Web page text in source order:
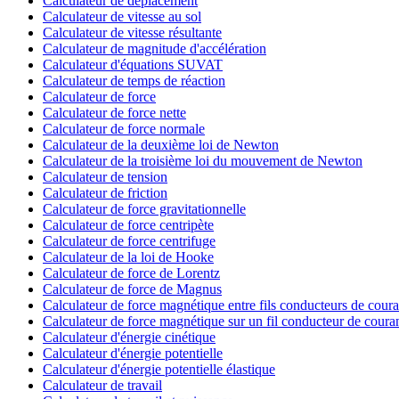
Calculateur de vitesse au sol
Calculateur de vitesse résultante
Calculateur de magnitude d'accélération
Calculateur d'équations SUVAT
Calculateur de temps de réaction
Calculateur de force
Calculateur de force nette
Calculateur de force normale
Calculateur de la deuxième loi de Newton
Calculateur de la troisième loi du mouvement de Newton
Calculateur de tension
Calculateur de friction
Calculateur de force gravitationnelle
Calculateur de force centripète
Calculateur de force centrifuge
Calculateur de la loi de Hooke
Calculateur de force de Lorentz
Calculateur de force de Magnus
Calculateur de force magnétique entre fils conducteurs de
Calculateur de force magnétique sur un fil conducteur de
Calculateur d'énergie cinétique
Calculateur d'énergie potentielle
Calculateur d'énergie potentielle élastique
Calculateur de travail